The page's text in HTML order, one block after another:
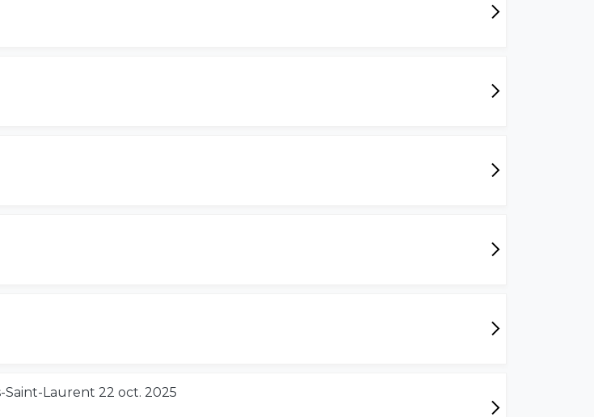
Saint-Laurent 22 oct. 2025